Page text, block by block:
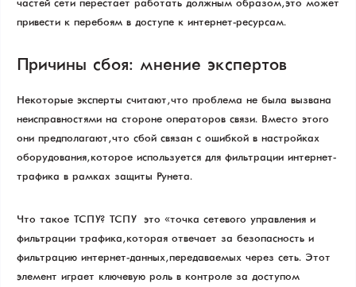
частей сети перестает работать должным образом, это может
привести к перебоям в доступе к интернет-ресурсам.
Причины сбоя: мнение экспертов
Некоторые эксперты считают, что проблема не была вызвана
неисправностями на стороне операторов связи. Вместо этого
они предполагают, что сбой связан с ошибкой в настройках
оборудования, которое используется для фильтрации интернет-
трафика в рамках защиты Рунета.
Что такое ТСПУ? ТСПУ — это «точка сетевого управления и
фильтрации трафика», которая отвечает за безопасность и
фильтрацию интернет-данных, передаваемых через сеть. Этот
элемент играет ключевую роль в контроле за доступом